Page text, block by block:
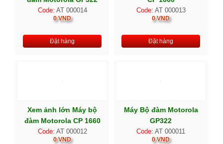
Code: AT 000014
0 VND
Đặt hàng
Code: AT 000013
0 VND
Đặt hàng
Xem ảnh lớn Máy bộ
đàm Motorola CP 1660
Code: AT 000012
0 VND
Máy Bộ đàm Motorola
GP322
Code: AT 000011
0 VND